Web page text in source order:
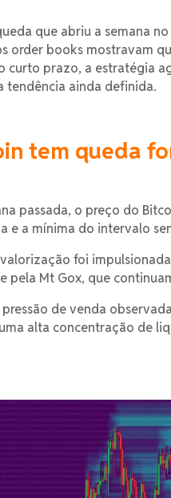
que abriu a semana
order books mostravam
curto prazo, a estratégia
tendência ainda definida.
tem queda
passada, o preço do
e a mínima do intervalo
foi
pela Mt Gox, que
de venda
alta concentração de